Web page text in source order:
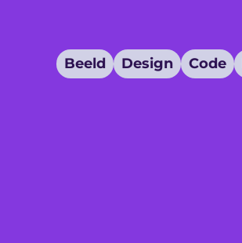
Beeld Design Code